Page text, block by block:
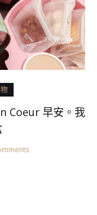
Coeur 早安。我